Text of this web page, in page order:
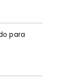
para